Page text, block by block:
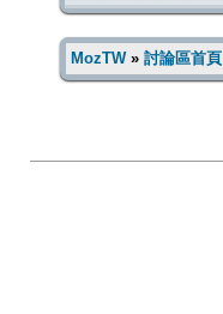
MozTW» 討論區首頁